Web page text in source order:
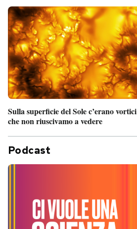
Sulla superficie del Sole c’erano vortici
che non riuscivamo a vedere
Podcast